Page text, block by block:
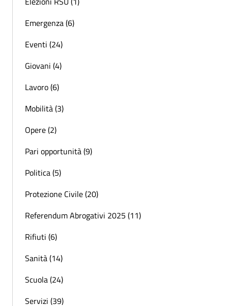
Emergenza (6)
Eventi (24)
Giovani (4)
Lavoro (6)
Mobilità (3)
Opere (2)
Pari opportunità (9)
Politica (5)
Protezione Civile (20)
Referendum Abrogativi 2025 (11)
Rifiuti (6)
Sanità (14)
Scuola (24)
Servizi (39)